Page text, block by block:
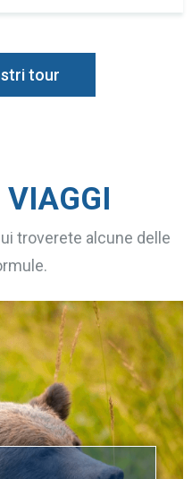
tour
VIAGGI
troverete alcune delle